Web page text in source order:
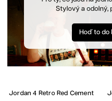
Stylový a odolný,
Hoď to do
Jordan 4 Retro Red Cement